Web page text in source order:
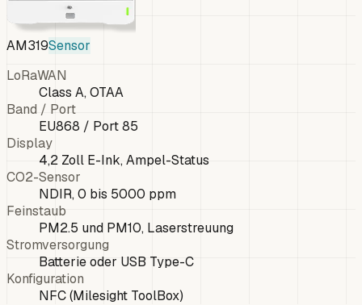
AM319Sensor
LoRaWAN
Class A, OTAA
Band / Port
EU868 / Port 85
Display
4,2 Zoll E-Ink, Ampel-Status
CO2-Sensor
NDIR, 0 bis 5000 ppm
Feinstaub
PM2.5 und PM10, Laserstreuung
Stromversorgung
Batterie oder USB Type-C
Konfiguration
NFC (Milesight ToolBox)